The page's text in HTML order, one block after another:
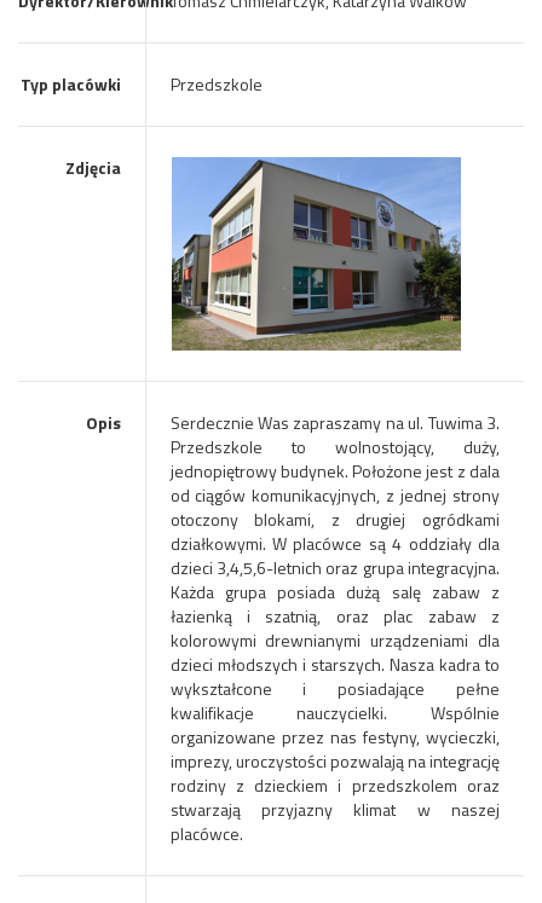
Typ placówki Przedszkole
Zdjęcia
Opis
Serdecznie Was zapraszamy na ul. Tuwima 3.
Przedszkole to wolnostojący, duży,
jednopiętrowy budynek. Położone jest z dala
od ciągów komunikacyjnych, z jednej strony
otoczony blokami, z drugiej ogródkami
działkowymi. W placówce są 4 oddziały dla
dzieci 3,4,5,6-letnich oraz grupa integracyjna.
Każda grupa posiada dużą salę zabaw z
łazienką i szatnią, oraz plac zabaw z
kolorowymi drewnianymi urządzeniami dla
dzieci młodszych i starszych. Nasza kadra to
wykształcone i posiadające pełne
kwalifikacje nauczycielki. Wspólnie
organizowane przez nas festyny, wycieczki,
imprezy, uroczystości pozwalają na integrację
rodziny z dzieckiem i przedszkolem oraz
stwarzają przyjazny klimat w naszej
placówce.